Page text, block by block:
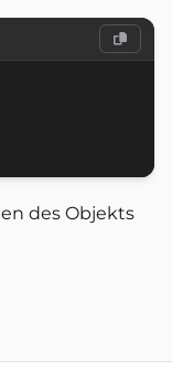
des Objekts